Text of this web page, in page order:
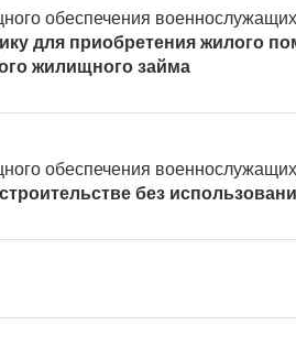
обеспечения военнослужащих
для приобретения жилого
жилищного займа
обеспечения военнослужащих
без